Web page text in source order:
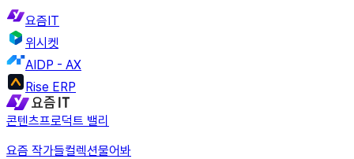
요즘IT
위시켓
AIDP - AX
Rise ERP
콘텐츠프로덕트 밸리
요즘 작가들컬렉션물어봐